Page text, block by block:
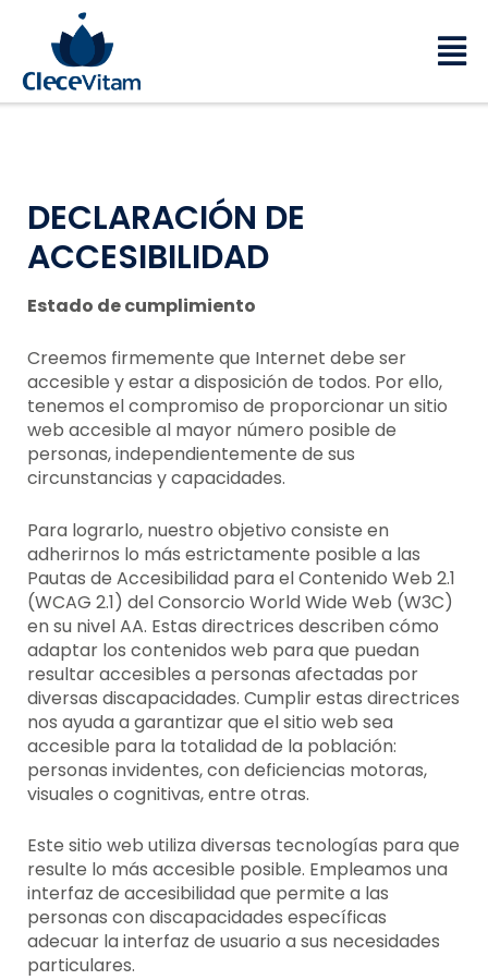
contenido
DECLARACIÓN DE
ACCESIBILIDAD
Estado de cumplimiento
Creemos firmemente que Internet debe ser
accesible y estar a disposición de todos. Por ello,
tenemos el compromiso de proporcionar un sitio
web accesible al mayor número posible de
personas, independientemente de sus
circunstancias y capacidades.
Para lograrlo, nuestro objetivo consiste en
adherirnos lo más estrictamente posible a las
Pautas de Accesibilidad para el Contenido Web 2.1
(WCAG 2.1) del Consorcio World Wide Web (W3C)
en su nivel AA. Estas directrices describen cómo
adaptar los contenidos web para que puedan
resultar accesibles a personas afectadas por
diversas discapacidades. Cumplir estas directrices
nos ayuda a garantizar que el sitio web sea
accesible para la totalidad de la población:
personas invidentes, con deficiencias motoras,
visuales o cognitivas, entre otras.
Este sitio web utiliza diversas tecnologías para que
resulte lo más accesible posible. Empleamos una
interfaz de accesibilidad que permite a las
personas con discapacidades específicas
adecuar la interfaz de usuario a sus necesidades
particulares.